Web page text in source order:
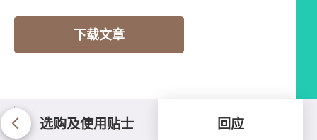
下载文章
选购及使用贴士 回应